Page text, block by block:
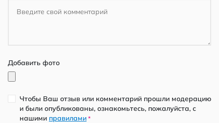
Добавить фото
Чтобы Ваш отзыв или комментарий прошли модерацию
и были опубликованы, ознакомьтесь, пожалуйста, с
нашими правилами *